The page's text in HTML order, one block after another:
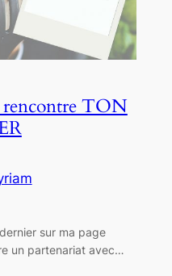
TON
sur ma page
un partenariat avec…